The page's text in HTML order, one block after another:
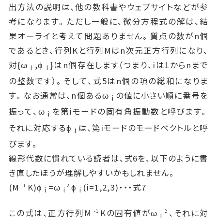
出方法の説明は、他の教科書やウェブサイトなどが参
考になります。ただし一般に、微分方程式の解は、結
果オーライと考えて問題ありません。質点の数がn個
であるとき、行列Kと行列Mはn次元正方行列になり、
対{ω i ,ϕ i }はn個存在します（つまり、iは1からnまで
の整数です）。そして、式5はn個の項の総和になりま
す。なお通常は、n個あるω i の値に小さい順に番号を
振って、ω i を第iモードの固有角振動数と呼びます。
それに対応するϕ i は、第iモードのモードベクトルと呼
びます。
線形代数に慣れている読者は、式6を、以下のように書
き直したほうが理解しやすいかもしれません。
(M-1 K)ϕ i =ω i2 ϕ i (i=1,2,3)・・・式7
この式は、正方行列M -1 Kの固有値がω i 2 、それに対